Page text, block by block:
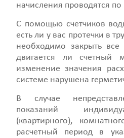
начисления проводятся
С помощью счетчиков
есть ли у вас протечки в
необходимо закрыть
двигается ли счетный
изменение значения
системе нарушена
В случае
показаний
(квартирного),
расчетный период в